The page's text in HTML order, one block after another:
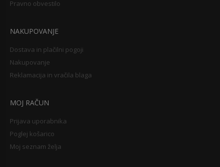
Pravno obvestilo
NAKUPOVANJE
Dostava in plačilni pogoji
Nakupovanje
Reklamacija in vračila blaga
MOJ RAČUN
Prijava uporabnika
Poglej košarico
Moj seznam želja